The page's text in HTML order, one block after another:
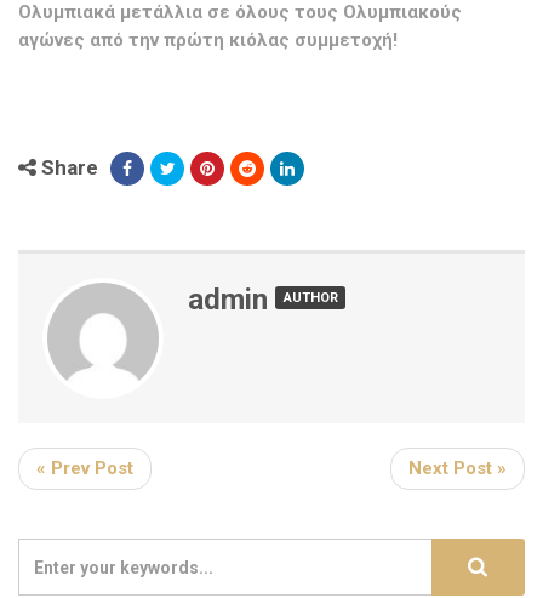
Ολυμπιακά μετάλλια σε όλους τους Ολυμπιακούς
αγώνες από την πρώτη κιόλας συμμετοχή!
Share
admin AUTHOR
« Prev Post Next Post »